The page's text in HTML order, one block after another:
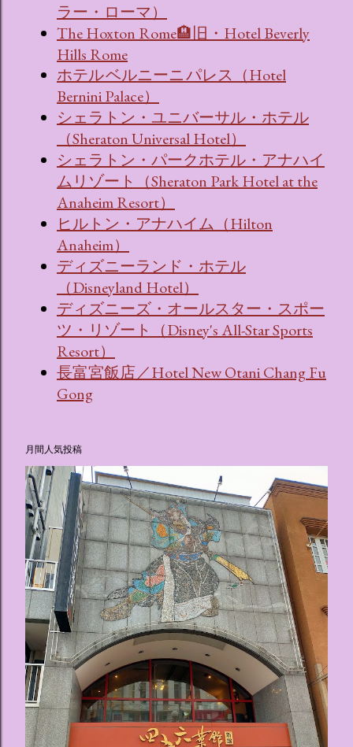
ラー・ローマ）
The Hoxton Rome🏨旧・Hotel Beverly
Hills Rome
ホテル ベルニーニ パレス（Hotel
Bernini Palace）
シェラトン・ユニバーサル・ホテル
（Sheraton Universal Hotel）
シェラトン・パークホテル・アナハイ
ムリゾート（Sheraton Park Hotel at the
Anaheim Resort）
ヒルトン・アナハイム（Hilton
Anaheim）
ディズニーランド・ホテル
（Disneyland Hotel）
ディズニーズ・オールスター・スポー
ツ・リゾート（Disney's All-Star Sports
Resort）
長富宮飯店／Hotel New Otani Chang Fu
Gong
月間人気投稿